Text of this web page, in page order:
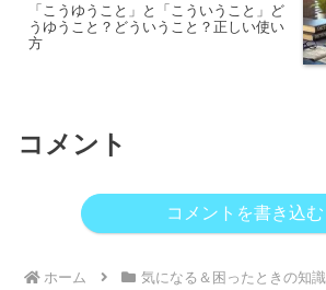
「こうゆうこと」と「こういうこと」ど
うゆうこと？どういうこと？正しい使い
方
コメント
コメントを書き込む
ホーム 気になる＆困ったときの知識